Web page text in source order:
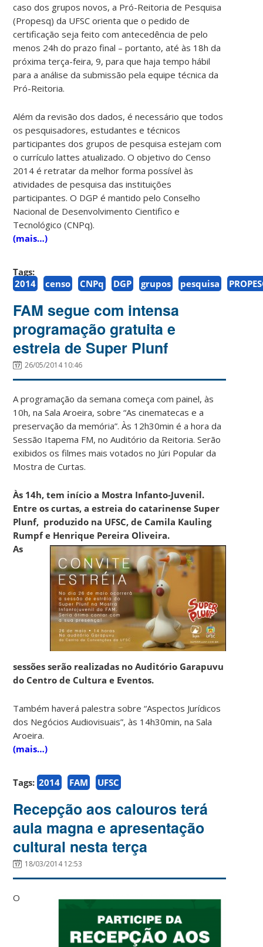
caso dos grupos novos, a Pró-Reitoria de Pesquisa
(Propesq) da UFSC orienta que o pedido de
certificação seja feito com antecedência de pelo
menos 24h do prazo final – portanto, até às 18h da
próxima terça-feira, 9, para que haja tempo hábil
para a análise da submissão pela equipe técnica da
Pró-Reitoria.
Além da revisão dos dados, é necessário que todos
os pesquisadores, estudantes e técnicos
participantes dos grupos de pesquisa estejam com
o currículo lattes atualizado. O objetivo do Censo
2014 é retratar da melhor forma possível às
atividades de pesquisa das instituições
participantes. O DGP é mantido pelo Conselho
Nacional de Desenvolvimento Cientifico e
Tecnológico (CNPq).
(mais…)
Tags:
2014
censo CNPq DGP grupos pesquisa
FAM segue com intensa
programação gratuita e
estreia de Super Plunf
26/05/2014 10:46
A programação da semana começa com painel, às
10h, na Sala Aroeira, sobre “As cinematecas e a
preservação da memória”. Às 12h30min é a hora da
Sessão Itapema FM, no Auditório da Reitoria. Serão
exibidos os filmes mais votados no Júri Popular da
Mostra de Curtas.
Às 14h, tem início a Mostra Infanto-Juvenil.
Entre os curtas, a estreia do catarinense Super
Plunf, produzido na UFSC, de Camila Kauling
Rumpf e Henrique Pereira Oliveira.
As
sessões serão realizadas no Auditório Garapuvu
do Centro de Cultura e Eventos.
Também haverá palestra sobre “Aspectos Jurídicos
dos Negócios Audiovisuais”, às 14h30min, na Sala
Aroeira.
(mais…)
Tags: 2014 FAM UFSC
Recepção aos calouros terá
aula magna e apresentação
cultural nesta terça
18/03/2014 12:53
O